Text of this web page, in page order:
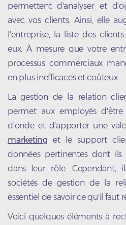
permettent d'analyser et
avec vos clients. Ainsi, elle
l'entreprise, la liste des
eux. À mesure que votre
processus commerciaux
en plus inefficaces et coûteux.
La gestion de la relation
permet aux employés
d'onde et d'apporter une
marketing et le support
données pertinentes dont
dans leur rôle. Cependant,
sociétés de gestion de la
essentiel de savoir ce qu'il faut
Voici quelques éléments à